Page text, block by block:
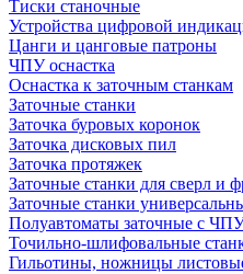
Тиски станочные
Устройства цифровой
Цанги и цанговые патроны
ЧПУ оснастка
Оснастка к заточным станкам
Заточные станки
Заточка буровых коронок
Заточка дисковых пил
Заточка протяжек
Заточные станки для сверл и
Заточные станки
Полуавтоматы заточные с
Точильно-шлифовальные
Гильотины, ножницы